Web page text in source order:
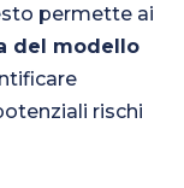
permette ai
del modello
rischi